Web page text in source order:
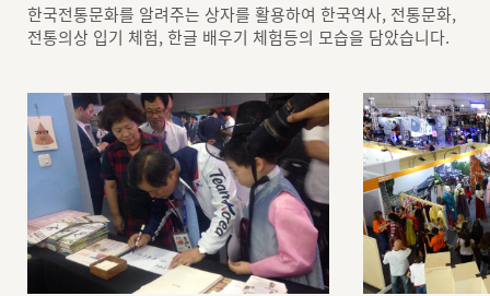
한국전통문화를 알려주는 상자를 활용하여 한국역사, 전통문화,
전통의상 입기 체험, 한글 배우기 체험등의 모습을 담았습니다.